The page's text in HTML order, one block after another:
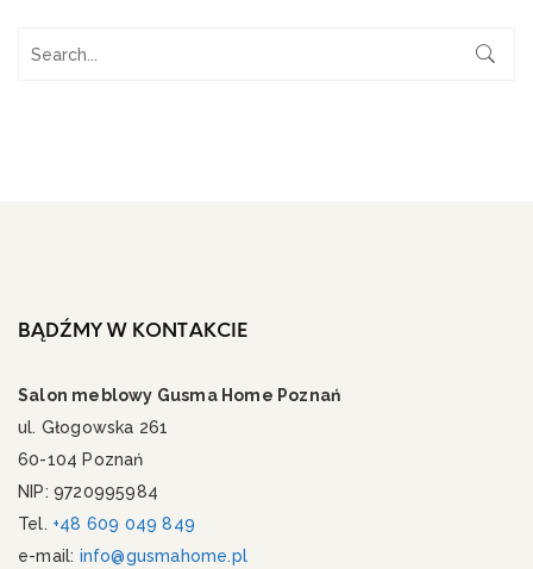
BĄDŹMY W KONTAKCIE
Salon meblowy Gusma Home Poznań
ul. Głogowska 261
60-104 Poznań
NIP: 9720995984
Tel. +48 609 049 849
e-mail: info@gusmahome.pl